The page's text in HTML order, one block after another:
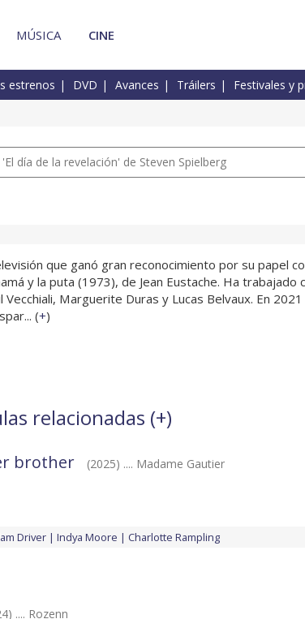
MÚSICA CINE
estrenos DVD Avances Tráilers Festivales y
día de la revelación' de Steven Spielberg
que ganó gran reconocimiento por su papel
y la puta (1973), de Jean Eustache. Ha trabajado
Marguerite Duras y Lucas Belvaux. En 2021
(+)
relacionadas (+)
brother
(2025) .... Madame Gautier
Driver Indya Moore Charlotte Rampling
.... Rozenn